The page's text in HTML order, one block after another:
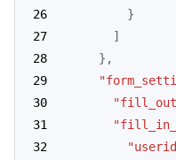
}
]
} ,